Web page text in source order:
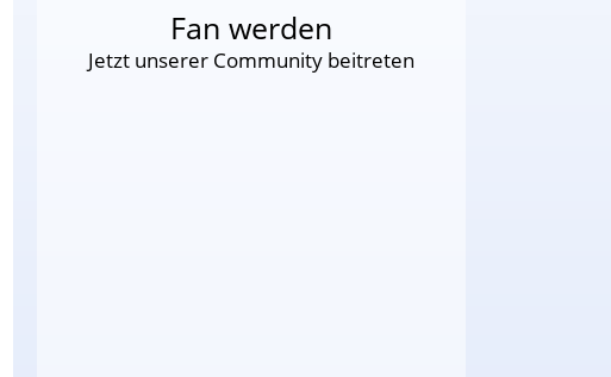
Fan werden
Jetzt unserer Community beitreten